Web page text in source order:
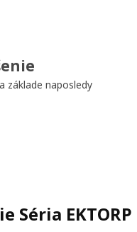
základe naposledy
Séria EKTORP